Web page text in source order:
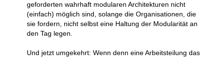
geforderten wahrhaft modularen Architekturen nicht
(einfach) möglich sind, solange die Organisationen, die
sie fordern, nicht selbst eine Haltung der Modularität an
den Tag legen.
Und jetzt umgekehrt: Wenn denn eine Arbeitsteilung das